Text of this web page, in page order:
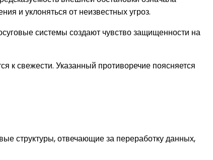
и уклоняться от неизвестных угроз.
системы создают чувство защищенности на
к свежести. Указанный противоречие поясняется
структуры, отвечающие за переработку данных,